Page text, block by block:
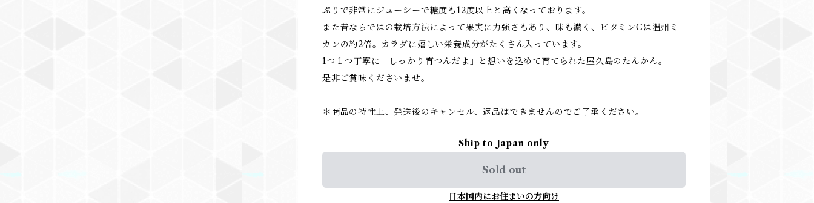
ぷりで非常にジューシーで糖度も12度以上と高くなっております。
また昔ならではの栽培方法によって果実に力強さもあり、味も濃く、ビタミンCは温州ミ
カンの約2倍。カラダに嬉しい栄養成分がたくさん入っています。
1つ１つ丁寧に「しっかり育つんだよ」と想いを込めて育てられた屋久島のたんかん。
是非ご賞味くださいませ。
＊商品の特性上、発送後のキャンセル、返品はできませんのでご了承ください。
Ship to Japan only
Sold out
日本国内にお住まいの方向け